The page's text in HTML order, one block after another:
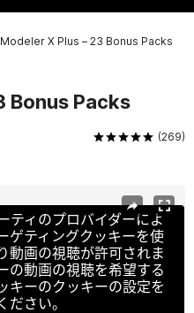
X Plus – 23 Bonus Packs
Bonus Packs
(269)
ティのプロバイダーによ
ゲティングクッキーを使
動画の視聴が許可されま
の動画の視聴を希望する
キーのクッキーの設定を
ださい。